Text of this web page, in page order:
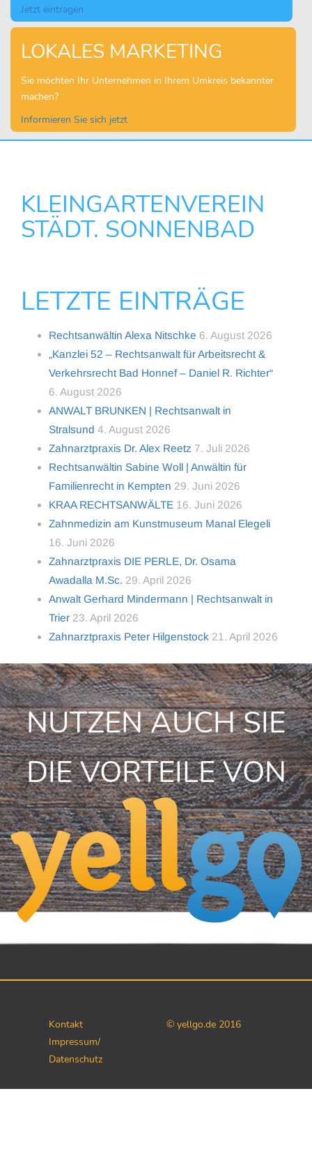
Jetzt eintragen
LOKALES MARKETING
Sie möchten Ihr Unternehmen in Ihrem Umkreis bekannter
machen?
Informieren Sie sich jetzt
KLEINGARTENVEREIN
STÄDT. SONNENBAD
LETZTE EINTRÄGE
Rechtsanwältin Alexa Nitschke 6. August 2026
„Kanzlei 52 – Rechtsanwalt für Arbeitsrecht &
Verkehrsrecht Bad Honnef – Daniel R. Richter“
6. August 2026
ANWALT BRUNKEN | Rechtsanwalt in
Stralsund 4. August 2026
Zahnarztpraxis Dr. Alex Reetz 7. Juli 2026
Rechtsanwältin Sabine Woll | Anwältin für
Familienrecht in Kempten 29. Juni 2026
KRAA RECHTSANWÄLTE 16. Juni 2026
Zahnmedizin am Kunstmuseum Manal Elegeli
16. Juni 2026
Zahnarztpraxis DIE PERLE, Dr. Osama
Awadalla M.Sc. 29. April 2026
Anwalt Gerhard Mindermann | Rechtsanwalt in
Trier 23. April 2026
Zahnarztpraxis Peter Hilgenstock 21. April 2026
NUTZEN AUCH SIE
DIE VORTEILE VON
Kontakt
Impressum/
Datenschutz
© yellgo.de 2016